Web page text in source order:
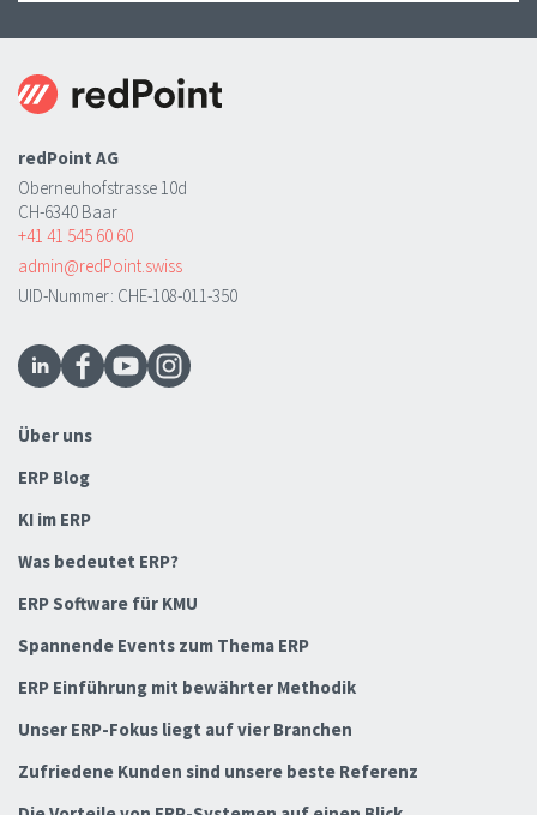
redPoint AG
Oberneuhofstrasse 10d
CH-6340 Baar
+41 41 545 60 60
admin@redPoint.swiss
UID-Nummer: CHE-108-011-350
Über uns
ERP Blog
KI im ERP
Was bedeutet ERP?
ERP Software für KMU
Spannende Events zum Thema ERP
ERP Einführung mit bewährter Methodik
Unser ERP-Fokus liegt auf vier Branchen
Zufriedene Kunden sind unsere beste Referenz